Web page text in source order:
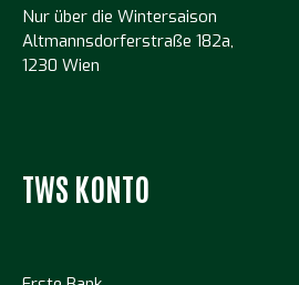
Nur über die Wintersaison
Altmannsdorferstraße 182a,
1230 Wien
TWS KONTO